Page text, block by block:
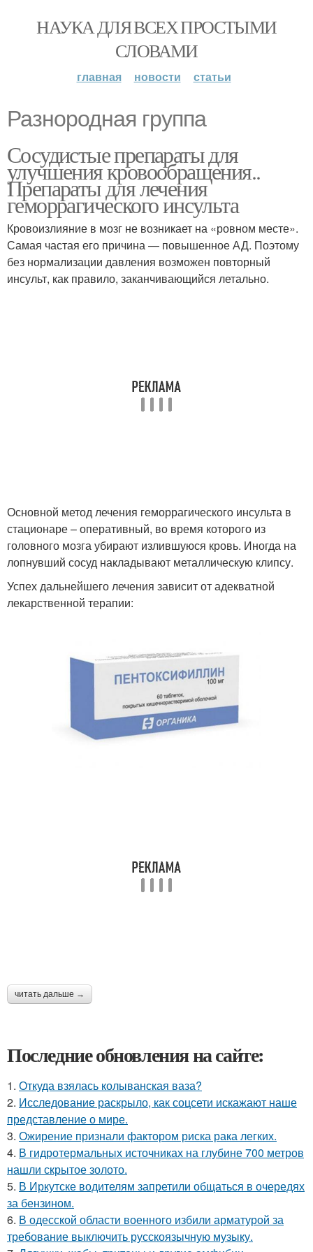
НАУКА ДЛЯ ВСЕХ ПРОСТЫМИ
СЛОВАМИ
главная новости статьи
Разнородная группа
Сосудистые препараты для
улучшения кровообращения..
Препараты для лечения
геморрагического инсульта
Кровоизлияние в мозг не возникает на «ровном месте».
Самая частая его причина — повышенное АД. Поэтому
без нормализации давления возможен повторный
инсульт, как правило, заканчивающийся летально.
Основной метод лечения геморрагического инсульта в
стационаре – оперативный, во время которого из
головного мозга убирают излившуюся кровь. Иногда на
лопнувший сосуд накладывают металлическую клипсу.
Успех дальнейшего лечения зависит от адекватной
лекарственной терапии:
читать дальше →
Последние обновления на сайте:
1. Откуда взялась колыванская ваза?
2. Исследование раскрыло, как соцсети искажают наше
представление о мире.
3. Ожирение признали фактором риска рака легких.
4. В гидротермальных источниках на глубине 700 метров
нашли скрытое золото.
5. В Иркутске водителям запретили общаться в очередях
за бензином.
6. В одесской области военного избили арматурой за
требование выключить русскоязычную музыку.